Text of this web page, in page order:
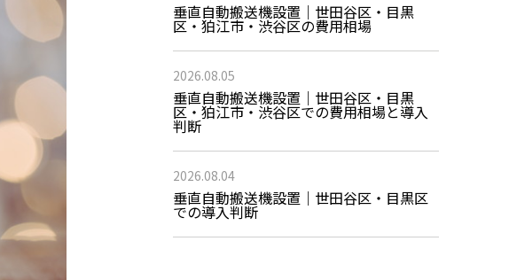
垂直自動搬送機設置｜世田谷区・目黒
区・狛江市・渋谷区の費用相場
2026.08.05
垂直自動搬送機設置｜世田谷区・目黒
区・狛江市・渋谷区での費用相場と導入
判断
2026.08.04
垂直自動搬送機設置｜世田谷区・目黒区
での導入判断